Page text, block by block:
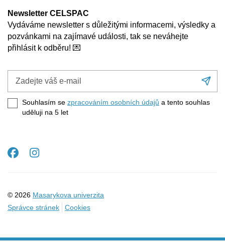
Newsletter CELSPAC
Vydáváme newsletter s důležitými informacemi, výsledky a
pozvánkami na zajímavé události, tak se neváhejte
přihlásit k odběru! 💌
e-
mail
Souhlasím se zpracováním osobních údajů a tento souhlas
uděluji na 5 let
© 2026 Masarykova univerzita
Správce stránek
Cookies
Facebook
Instagram